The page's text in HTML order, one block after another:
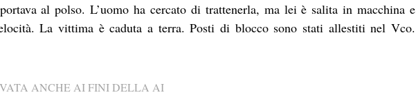
al polso. L’uomo ha cercato di trattenerla, ma lei è salita in macchina e
La vittima è caduta a terra. Posti di blocco sono stati allestiti nel Vco.
ANCHE AI FINI DELLA AI